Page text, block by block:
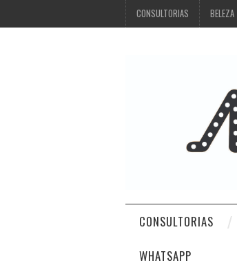
CONSULTORIAS BELEZA
CONSULTORIAS
WHATSAPP